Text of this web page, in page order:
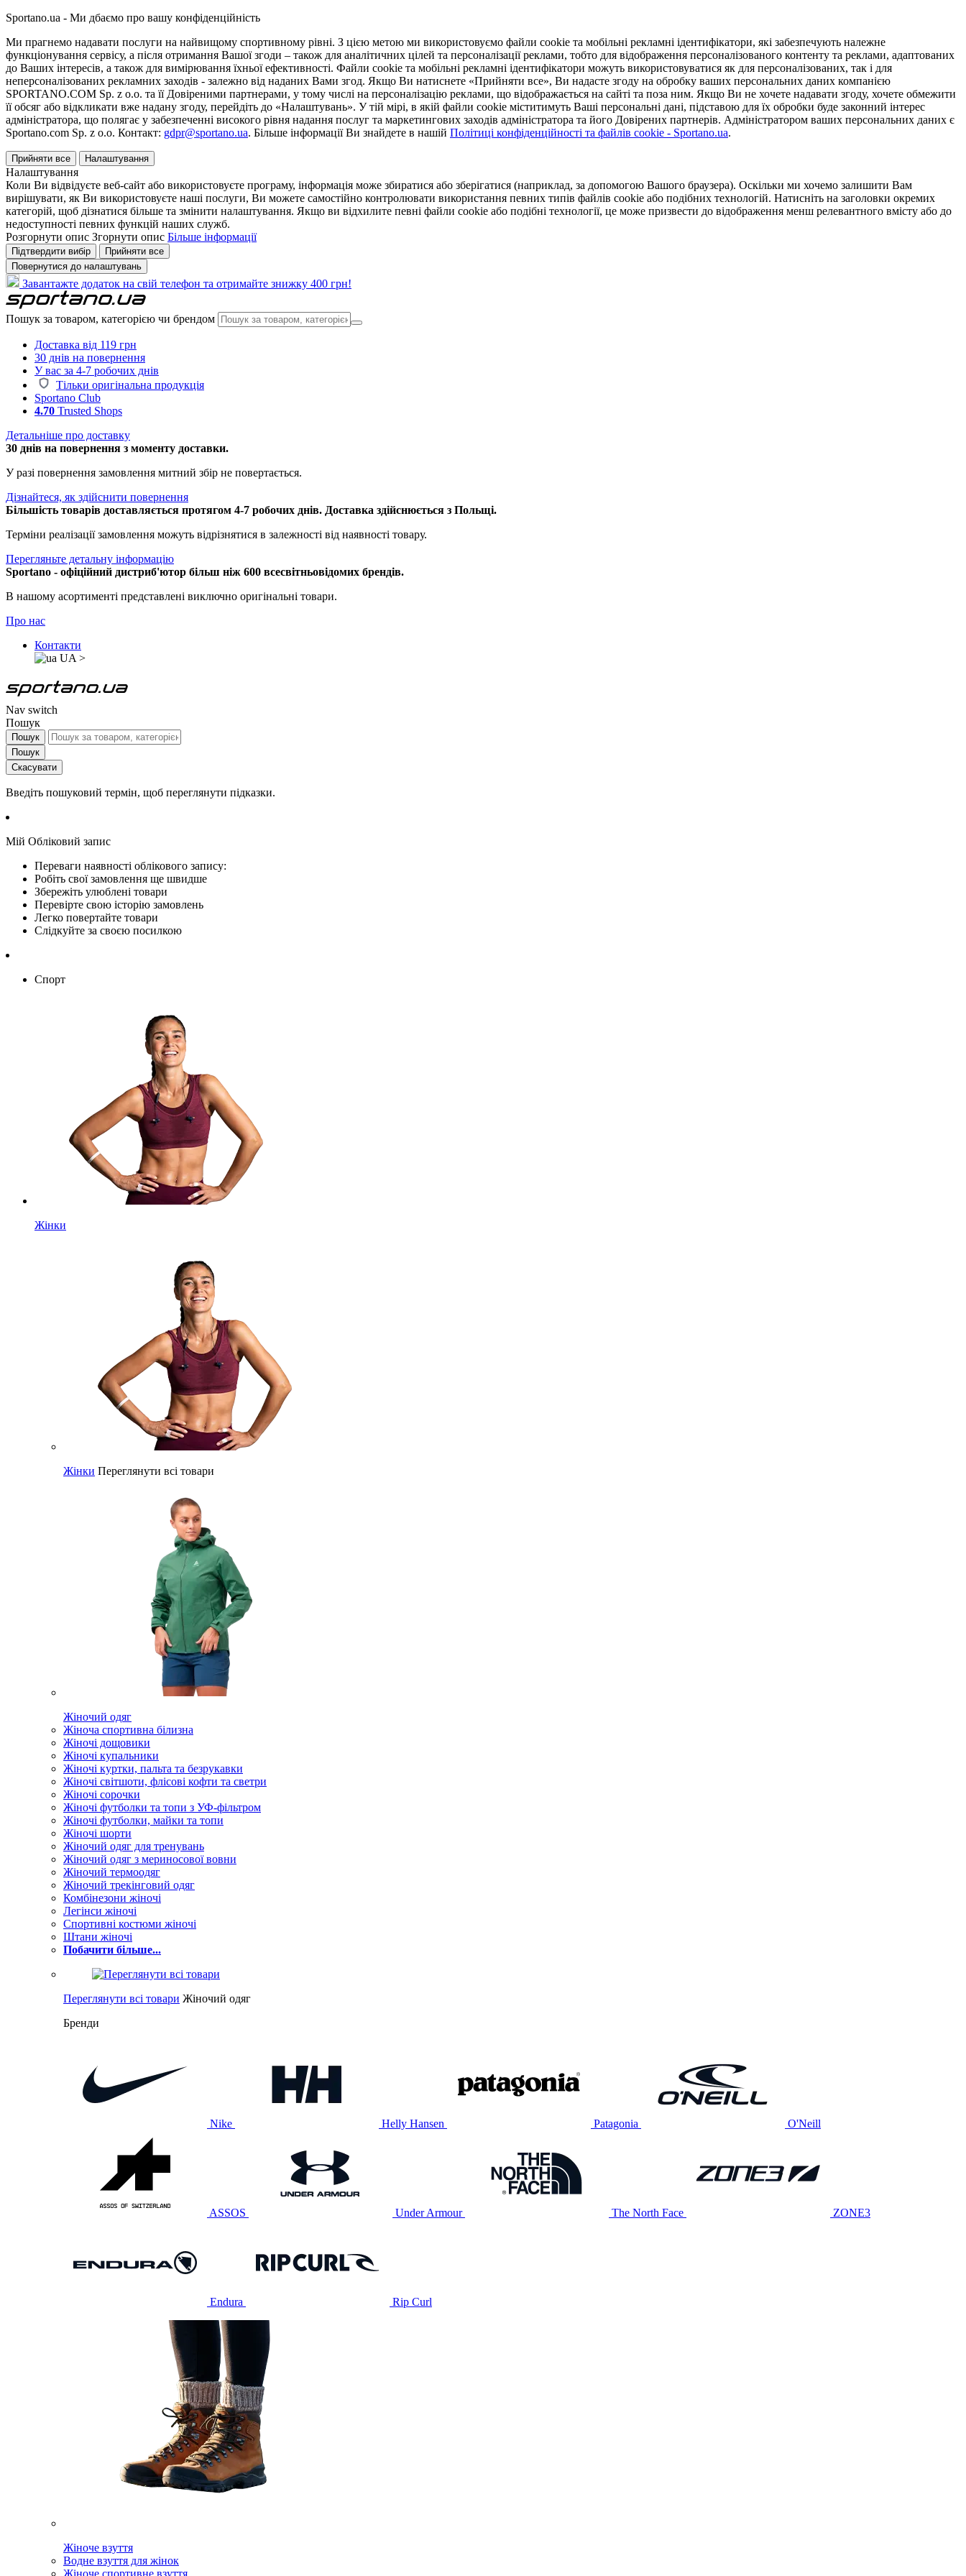
Sportano.ua - Ми дбаємо про вашу конфіденційність
Ми прагнемо надавати послуги на найвищому спортивному рівні. З цією метою ми використовуємо файли cookie та мобільні рекламні ідентифікатори, які забезпечують належне
функціонування сервісу, а після отримання Вашої згоди – також для аналітичних цілей та персоналізації реклами, тобто для відображення персоналізованого контенту та реклами, адаптованих
до Ваших інтересів, а також для вимірювання їхньої ефективності. Файли cookie та мобільні рекламні ідентифікатори можуть використовуватися як для персоналізованих, так і для
неперсоналізованих рекламних заходів - залежно від наданих Вами згод. Якщо Ви натиснете «Прийняти все», Ви надасте згоду на обробку ваших персональних даних компанією
SPORTANO.COM Sp. z o.o. та її Довіреними партнерами, у тому числі на персоналізацію реклами, що відображається на сайті та поза ним. Якщо Ви не хочете надавати згоду, хочете обмежити
її обсяг або відкликати вже надану згоду, перейдіть до «Налаштувань». У тій мірі, в якій файли cookie міститимуть Ваші персональні дані, підставою для їх обробки буде законний інтерес
адміністратора, що полягає у забезпеченні високого рівня надання послуг та маркетингових заходів адміністратора та його Довірених партнерів. Адміністратором ваших персональних даних є
Sportano.com Sp. z o.o. Контакт: gdpr@sportano.ua. Більше інформації Ви знайдете в нашій Політиці конфіденційності та файлів cookie - Sportano.ua.
Прийняти все Налаштування
Налаштування
Коли Ви відвідуєте веб-сайт або використовуєте програму, інформація може збиратися або зберігатися (наприклад, за допомогою Вашого браузера). Оскільки ми хочемо залишити Вам
вирішувати, як Ви використовуєте наші послуги, Ви можете самостійно контролювати використання певних типів файлів cookie або подібних технологій. Натисніть на заголовки окремих
категорій, щоб дізнатися більше та змінити налаштування. Якщо ви відхилите певні файли cookie або подібні технології, це може призвести до відображення менш релевантного вмісту або до
недоступності певних функцій наших служб.
Розгорнути опис Згорнути опис Більше інформації
Підтвердити вибір
Прийняти все
Повернутися до налаштувань
Завантажте додаток на свій телефон та отримайте знижку 400 грн!
Пошук за товаром, категорією чи брендом
Доставка від 119 грн
30 днів на повернення
У вас за 4-7 робочих днів
Тільки оригінальна продукція
Sportano Club
4.70 Trusted Shops
Детальніше про доставку
30 днів на повернення з моменту доставки.
У разі повернення замовлення митний збір не повертається.
Дізнайтеся, як здійснити повернення
Більшість товарів доставляється протягом 4-7 робочих днів. Доставка здійснюється з Польщі.
Терміни реалізації замовлення можуть відрізнятися в залежності від наявності товару.
Перегляньте детальну інформацію
Sportano - офіційний дистриб'ютор більш ніж 600 всесвітньовідомих брендів.
В нашому асортименті представлені виключно оригінальні товари.
Про нас
Контакти
UA >
Nav switch
Пошук
Пошук
Пошук
Скасувати
Введіть пошуковий термін, щоб переглянути підказки.
Мій Обліковий запис
Переваги наявності облікового запису:
Робіть свої замовлення ще швидше
Збережіть улюблені товари
Перевірте свою історію замовлень
Легко повертайте товари
Слідкуйте за своєю посилкою
Спорт
Жінки
Жінки Переглянути всі товари
Жіночий одяг
Жіноча спортивна білизна
Жіночі дощовики
Жіночі купальники
Жіночі куртки, пальта та безрукавки
Жіночі світшоти, флісові кофти та светри
Жіночі сорочки
Жіночі футболки та топи з УФ-фільтром
Жіночі футболки, майки та топи
Жіночі шорти
Жіночий одяг для тренувань
Жіночий одяг з мериносової вовни
Жіночий термоодяг
Жіночий трекінговий одяг
Комбінезони жіночі
Легінси жіночі
Спортивні костюми жіночі
Штани жіночі
Побачити більше...
Переглянути всі товари Жіночий одяг
Бренди
Nike Helly Hansen Patagonia O'Neill
ASSOS Under Armour The North Face ZONE3
Endura Rip Curl
Жіноче взуття
Водне взуття для жінок
Жіноче спортивне взуття